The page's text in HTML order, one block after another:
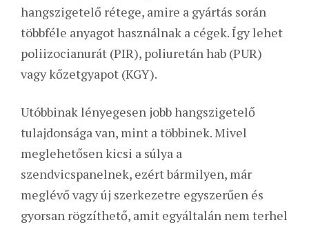
hangszigetelő rétege, amire a gyártás során
többféle anyagot használnak a cégek. Így lehet
poliizocianurát (PIR), poliuretán hab (PUR)
vagy kőzetgyapot (KGY).
Utóbbinak lényegesen jobb hangszigetelő
tulajdonsága van, mint a többinek. Mivel
meglehetősen kicsi a súlya a
szendvicspanelnek, ezért bármilyen, már
meglévő vagy új szerkezetre egyszerűen és
gyorsan rögzíthető, amit egyáltalán nem terhel